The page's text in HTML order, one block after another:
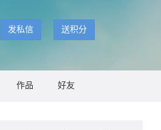
发私信 送积分
作品 好友